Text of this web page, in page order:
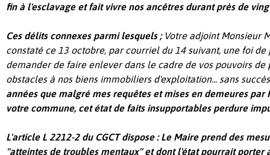
fin à l'esclavage et fait vivre nos ancêtres durant près de
Ces délits connexes parmi lesquels ; Votre adjoint Monsieur
constaté ce 13 octobre, par courriel du 14 suivant, une foi de
demander de faire enlever dans le cadre de vos pouvoirs de
obstacles à nos biens immobiliers d'exploitation...
sans
années que malgré mes requêtes et mises en demeures par
votre commune, cet état de faits insupportables perdure
L'article L 2212-2 du CGCT dispose : Le Maire prend des
''atteintes de troubles mentaux''et dont l'état pourrait porter